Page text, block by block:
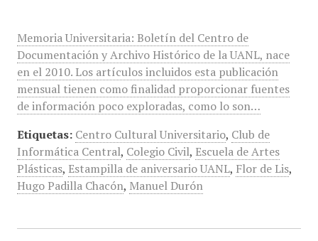
Memoria Universitaria: Boletín del Centro de
Documentación y Archivo Histórico de la UANL, nace
en el 2010. Los artículos incluidos esta publicación
mensual tienen como finalidad proporcionar fuentes
de información poco exploradas, como lo son…
Etiquetas: Centro Cultural Universitario, Club de
Informática Central, Colegio Civil, Escuela de Artes
Plásticas, Estampilla de aniversario UANL, Flor de Lis,
Hugo Padilla Chacón, Manuel Durón